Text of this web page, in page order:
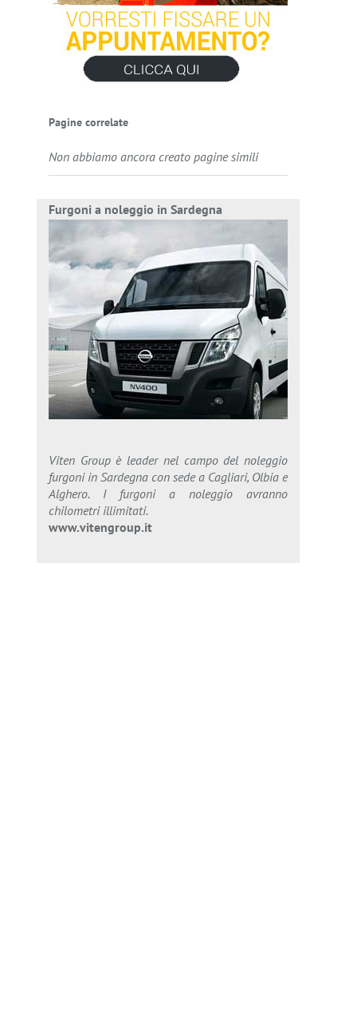
Pagine correlate
Non abbiamo ancora creato pagine simili
Furgoni a noleggio in Sardegna
Viten Group è leader nel campo del noleggio
furgoni in Sardegna con sede a Cagliari, Olbia e
Alghero. I furgoni a noleggio avranno
chilometri illimitati.
www.vitengroup.it